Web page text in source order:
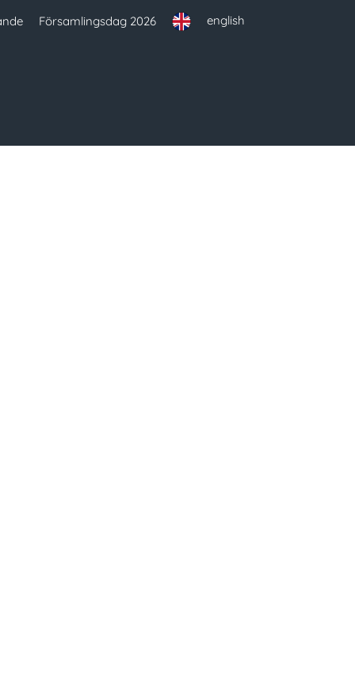
Församlingsdag 2026 english